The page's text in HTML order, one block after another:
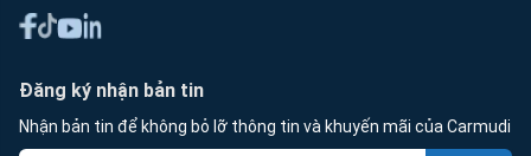
Đăng ký nhận bản tin
Nhận bản tin để không bỏ lỡ thông tin và khuyến mãi của Carmudi